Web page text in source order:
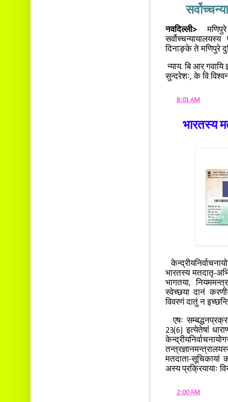
नवदिल्ली>मणिपुरे
दिनाङ्के ते मणिपुरे
न्याय. बि आर् गवायि
सुन्दरेशः, के वि
8:01 AM
भारतस्य
भारतस्य मतदातृ-
भागतया,
स्वेच्छया दानं
विवरणं दातुं न
एषः
23(6) इत्येतेषां
मतदाता-सूचिकायां
अस्य प्रक्रियायाः
2:00 AM